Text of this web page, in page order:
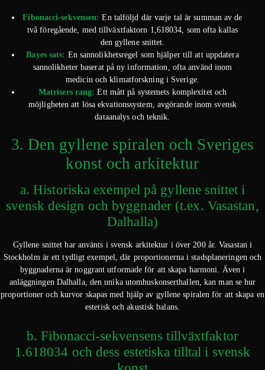
Fibonacci-sekvensen: En talföljd där varje tal är summan av de
två föregående, med tillväxtfaktorn 1,618034, som ofta kallas
den gyllene snittet.
Bayes sats: En sannolikhetsregel som hjälper till att uppdatera
sannolikheter baserat på ny information, ofta använd inom
medicin och klimatforskning i Sverige.
Matrisers rang: Ett mått på systemets komplexitet och
möjligheten att lösa ekvationssystem, avgörande inom svensk
dataanalys och teknik.
3. Den gyllene spiralen och Sveriges
konst och arkitektur
a. Historiska exempel på gyllene snittet i
svensk design och byggnader (t.ex. Vasastan,
Dalhalla)
Gyllene snittet har använts i svensk arkitektur i över 200 år. Vasastan i
Stockholm är ett tydligt exempel, där proportionerna i stadsplaneringen och
byggnaderna är noggrant utformade för att skapa harmoni. Även i
anläggningen Dalhalla, den unika utomhuskonserthallen, kan man se hur
proportioner och kurvor skapas med hjälp av gyllene spiralen för att skapa en
estetisk och akustisk balans.
b. Fibonacci-sekvensens tillväxtfaktor
1.618034 och dess estetiska tilltal i svensk